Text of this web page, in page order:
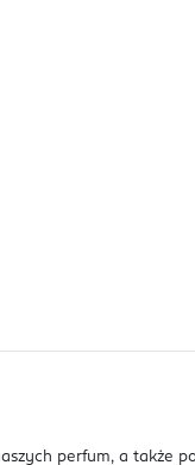
perfum, a także